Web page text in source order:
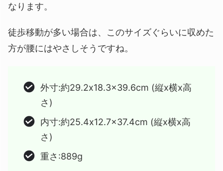
なります。
徒歩移動が多い場合は、このサイズぐらいに収めた
方が腰にはやさしそうですね。
外寸:約29.2x18.3x39.6cm (縦x横x高
さ)
内寸:約25.4x12.7x37.4cm (縦x横x高
さ)
重さ:889g